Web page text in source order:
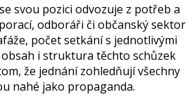
svou pozici odvozuje z potřeb a
odboráři či občanský sektor
počet setkání s jednotlivými
i struktura těchto schůzek
že jednání zohledňují všechny
nahé jako propaganda.